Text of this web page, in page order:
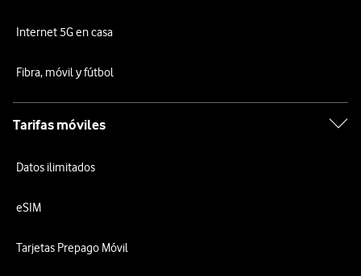
Internet 5G en casa
Fibra, móvil y fútbol
Tarifas móviles
Datos ilimitados
eSIM
Tarjetas Prepago Móvil